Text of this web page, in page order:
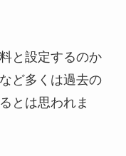
と設定するのか
ど多くは過去の
とは思われま